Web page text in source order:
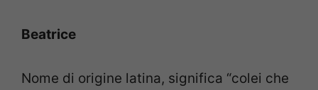
Beatrice
Nome di origine latina, significa “colei che